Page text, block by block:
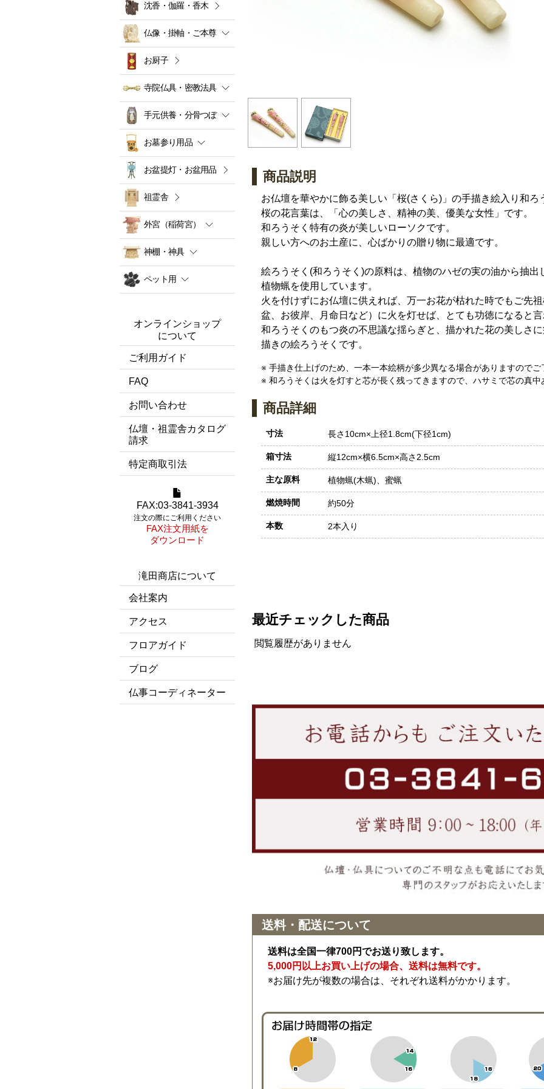
商品説明
お仏壇を華やかに飾る美しい「桜(さくら)」の手描き絵入り和ろ
桜の花言葉は、「心の美しさ、精神の美、優美な女性」です。
和ろうそく特有の炎が美しいローソクです。
親しい方へのお土産に、心ばかりの贈り物に最適です。
絵ろうそく(和ろうそく)の原料は、植物のハゼの実の油から抽
植物蝋を使用しています。
火を付けずにお仏壇に供えれば、万一お花が枯れた時でもご先
盆、お彼岸、月命日など）に火を灯せば、とても功徳になると
和ろうそくのもつ炎の不思議な揺らぎと、描かれた花の美しさ
描きの絵ろうそくです。
※ 手描き仕上げのため、一本一本絵柄が多少異なる場合がありますのでご
※ 和ろうそくは火を灯すと芯が長く残ってきますので、ハサミで芯の真
商品詳細
寸法 長さ10cm×上径1.8cm(下径1cm)
箱寸法 縦12cm×横6.5cm×高さ2.5cm
主な原料 植物蝋(木蝋)、蜜蝋
燃焼時間 約50分
本数 2本入り
最近チェックした商品
閲覧履歴がありません
送料・配送について
送料は全国一律700円でお送り致します。
5,000円以上お買い上げの場合、送料は無料です。
※お届け先が複数の場合は、それぞれ送料がかかります。
沈香・伽羅・香木
仏像・掛軸・ご本尊
お厨子
寺院仏具・密教法具
手元供養・分骨つぼ
お墓参り用品
お盆提灯・お盆用品
祖霊舎
外宮（稲荷宮）
神棚・神具
ペット用
オンラインショップ
について
ご利用ガイド
FAQ
お問い合わせ
仏壇・祖霊舎カタログ
請求
特定商取引法
FAX:03-3841-3934
注文の際にご利用ください
FAX注文用紙を
ダウンロード
滝田商店について
会社案内
アクセス
フロアガイド
ブログ
仏事コーディネーター